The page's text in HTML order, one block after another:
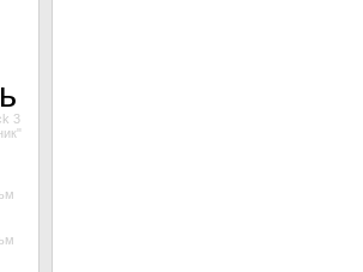
3